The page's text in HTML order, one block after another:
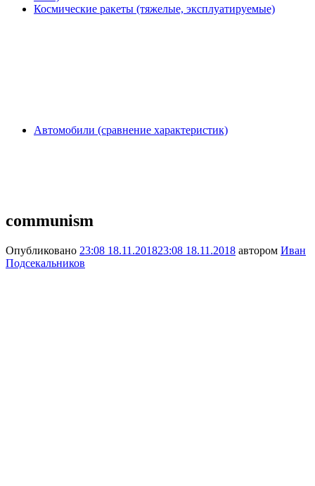
Космические ракеты (тяжелые, эксплуатируемые)
Автомобили (сравнение характеристик)
communism
Опубликовано 23:08 18.11.201823:08 18.11.2018 автором Иван
Подсекальников